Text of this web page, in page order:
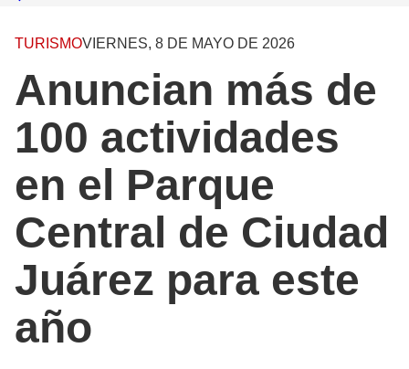
TURISMOVIERNES, 8 DE MAYO DE 2026
Anuncian más de
100 actividades
en el Parque
Central de Ciudad
Juárez para este
año